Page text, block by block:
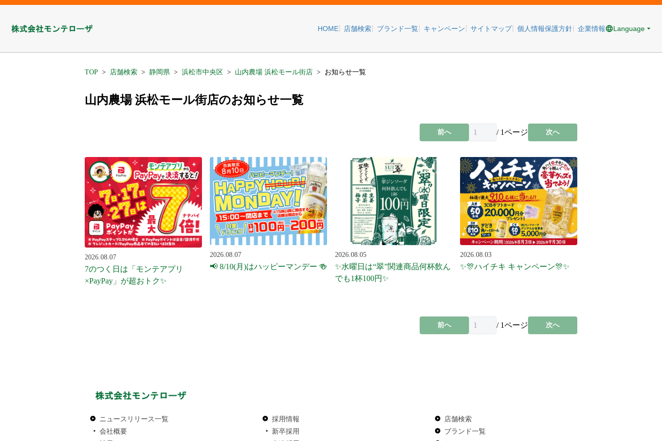
HOME 店舗検索 ブランド一覧 キャンペーン サイトマップ 個人情報保護方針 企業情報 Language
TOP 店舗検索 静岡県 浜松市中央区 山内農場 浜松モール街店 お知らせ一覧
山内農場 浜松モール街店のお知らせ一覧
前へ / 1ページ 次へ
2026.08.07
7のつく日は「モンテアプリ
×PayPay」が超おトク✨
2026.08.07
📢 8/10(月)はハッピーマンデー 🍻
2026.08.05
✨水曜日は“翠”関連商品何杯飲ん
でも1杯100円✨
2026.08.03
✨🎊ハイチキ キャンペーン🎊✨
前へ / 1ページ 次へ
ニュースリリース一覧
会社概要
採用情報
新卒採用
店舗検索
ブランド一覧